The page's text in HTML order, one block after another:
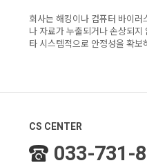
회사는 해킹이나 컴퓨터 바이
나 자료가 누출되거나 손상되
타 시스템적으로 안정성을 확
CS CENTER
033-731-